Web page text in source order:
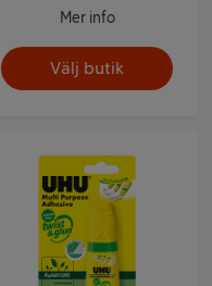
Mer info
Välj butik